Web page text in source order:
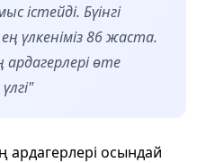
істейді. Бүінгі
үлкеніміз 86 жаста.
өте
осындай